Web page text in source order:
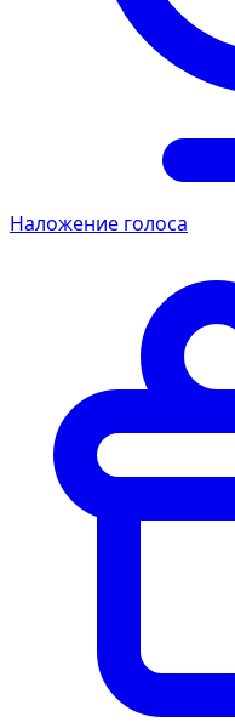
Наложение голоса